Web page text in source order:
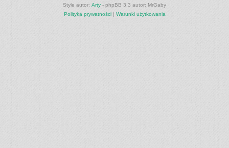
Style autor: Arty - phpBB 3.3 autor: MrGaby
Polityka prywatności| Warunki użytkowania